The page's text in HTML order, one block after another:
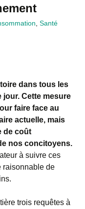
Santé
dans tous les
jour. Cette mesure
faire face au
actuelle, mais
de coût
nos concitoyens.
à suivre ces
raisonnable de
trois requêtes à